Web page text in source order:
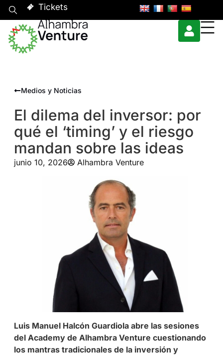
Tickets
Medios y Noticias
El dilema del inversor: por
qué el ‘timing’ y el riesgo
mandan sobre las ideas
junio 10, 2026 Alhambra Venture
Luis Manuel Halcón Guardiola abre las sesiones
del Academy de Alhambra Venture cuestionando
los mantras tradicionales de la inversión y